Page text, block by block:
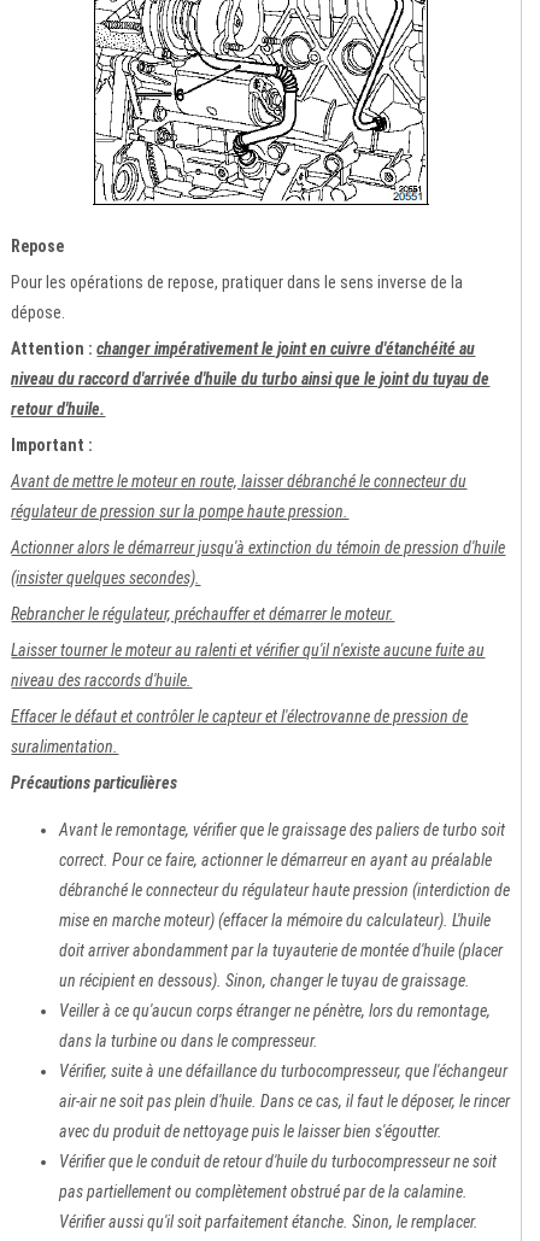
Repose
Pour les opérations de repose, pratiquer dans le sens inverse de la
dépose.
Attention :changer impérativement le joint en cuivre d'étanchéité au
niveau du raccord d'arrivée d'huile du turbo ainsi que le joint du tuyau de
retour d'huile.
Important :
Avant de mettre le moteur en route, laisser débranché le connecteur du
régulateur de pression sur la pompe haute pression.
Actionner alors le démarreur jusqu'à extinction du témoin de pression d'huile
(insister quelques secondes).
Rebrancher le régulateur, préchauffer et démarrer le moteur.
Laisser tourner le moteur au ralenti et vérifier qu'il n'existe aucune fuite au
niveau des raccords d'huile.
Effacer le défaut et contrôler le capteur et l'électrovanne de pression de
suralimentation.
Précautions particulières
Avant le remontage, vérifier que le graissage des paliers de turbo soit
correct. Pour ce faire, actionner le démarreur en ayant au préalable
débranché le connecteur du régulateur haute pression (interdiction de
mise en marche moteur) (effacer la mémoire du calculateur). L'huile
doit arriver abondamment par la tuyauterie de montée d'huile (placer
un récipient en dessous). Sinon, changer le tuyau de graissage.
Veiller à ce qu'aucun corps étranger ne pénètre, lors du remontage,
dans la turbine ou dans le compresseur.
Vérifier, suite à une défaillance du turbocompresseur, que l'échangeur
air-air ne soit pas plein d'huile. Dans ce cas, il faut le déposer, le rincer
avec du produit de nettoyage puis le laisser bien s'égoutter.
Vérifier que le conduit de retour d'huile du turbocompresseur ne soit
pas partiellement ou complètement obstrué par de la calamine.
Vérifier aussi qu'il soit parfaitement étanche. Sinon, le remplacer.